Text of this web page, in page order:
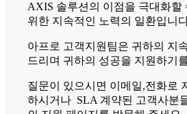
AXIS 솔루션의 이점을 극대화할
위한 지속적인 노력의 일환입니
아프로 고객지원팀은 귀하의 지
드리며 귀하의 성공을 지원하기
질문이 있으시면 이메일,전화로
하시거나 SLA 계약된 고객사분